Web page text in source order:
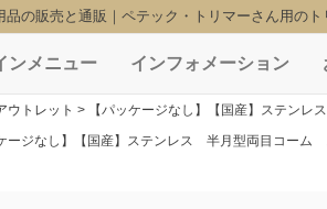
品の販売と通販｜ペテック・トリマーさん用の
ンメニュー インフォメーション
ウトレット
【パッケージなし】【国産】ステ
ケージなし】【国産】ステンレス 半月型両目コー